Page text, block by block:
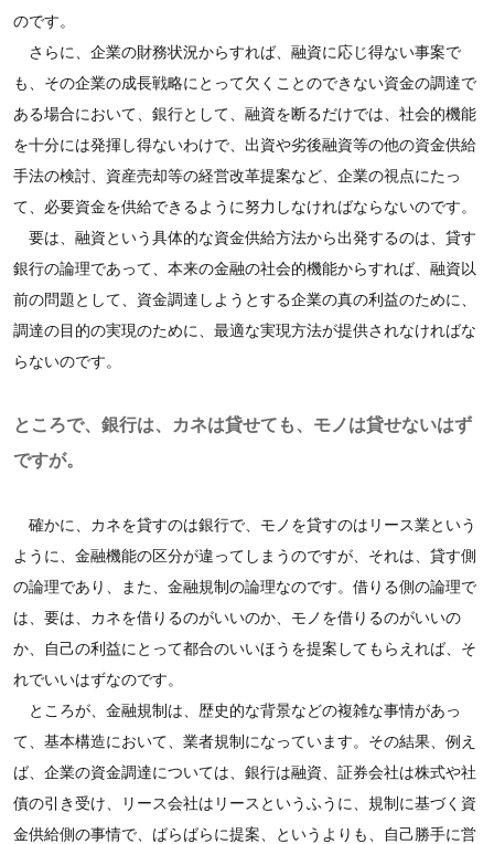
のです。
さらに、企業の財務状況からすれば、融資に応じ得ない事案で
も、その企業の成長戦略にとって欠くことのできない資金の調達で
ある場合において、銀行として、融資を断るだけでは、社会的機能
を十分には発揮し得ないわけで、出資や劣後融資等の他の資金供給
手法の検討、資産売却等の経営改革提案など、企業の視点にたっ
て、必要資金を供給できるように努力しなければならないのです。
要は、融資という具体的な資金供給方法から出発するのは、貸す
銀行の論理であって、本来の金融の社会的機能からすれば、融資以
前の問題として、資金調達しようとする企業の真の利益のために、
調達の目的の実現のために、最適な実現方法が提供されなければな
らないのです。
ところで、銀行は、カネは貸せても、モノは貸せないはず
ですが。
確かに、カネを貸すのは銀行で、モノを貸すのはリース業という
ように、金融機能の区分が違ってしまうのですが、それは、貸す側
の論理であり、また、金融規制の論理なのです。借りる側の論理で
は、要は、カネを借りるのがいいのか、モノを借りるのがいいの
か、自己の利益にとって都合のいいほうを提案してもらえれば、そ
れでいいはずなのです。
ところが、金融規制は、歴史的な背景などの複雑な事情があっ
て、基本構造において、業者規制になっています。その結果、例え
ば、企業の資金調達については、銀行は融資、証券会社は株式や社
債の引き受け、リース会社はリースというふうに、規制に基づく資
金供給側の事情で、ばらばらに提案、というよりも、自己勝手に営